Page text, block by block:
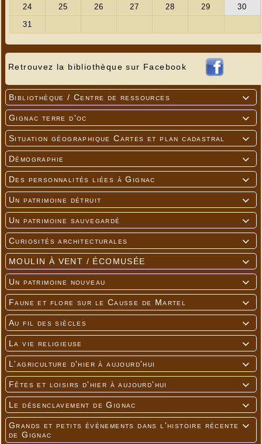
Retrouvez la bibliothèque sur Facebook

Bibliothèque / Centre de ressources

Gignac terre d'oc

Situation géographique Cartes et plan cadastral

Démographie

Des personnalités liées à Gignac

Un patrimoine détruit

Un patrimoine sauvegardé

Curiosités architecturales

MOULIN À VENT / ÉCOMUSÉE

Un patrimoine nouveau

Faune et flore sur le Causse de Martel

Au fil des siècles

La vie religieuse

L'agriculture d'hier à aujourd'hui

Fêtes et loisirs d'hier à aujourd'hui

Le désenclavement de Gignac

Grands et petits événements dans l'histoire récente
de Gignac
alsacienne, d’un café, le tout accompagné de
vins et de bières alsaciennes (à consommer
avec modération).
Les réservations sont à faire avant le 30 mai au
06 70 42 59 27, au 06 72 01 60 96 ou sur cette
adresse mail : jeaninehironde@orange.fr
Vous pouvez venir déguisé pour partager ce
moment qui s'annonce très convivial.